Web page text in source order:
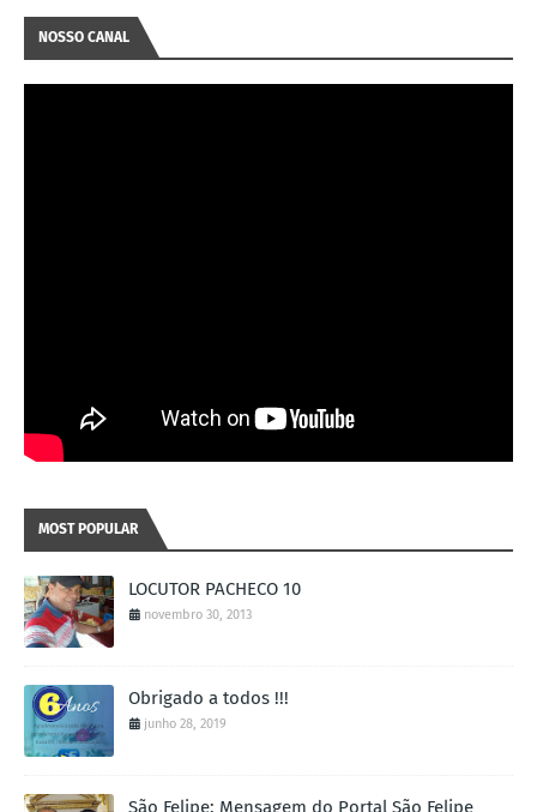
NOSSO CANAL
MOST POPULAR
LOCUTOR PACHECO 10
novembro 30, 2013
Obrigado a todos !!!
junho 28, 2019
São Felipe: Mensagem do Portal São Felipe